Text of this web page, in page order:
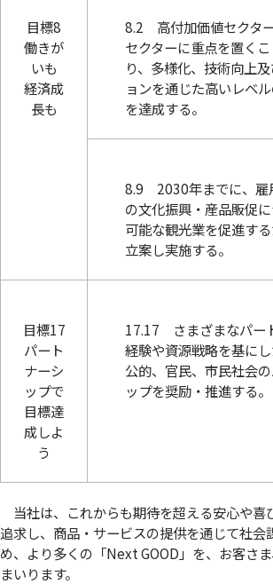
目標8
働きが
いも
経済成
長も
8.2 高付加価値セクタ
セクターに重点を置く
り、多様化、技術向上
ョンを通じた高いレベ
を達成する。
8.9 2030年までに、雇
の文化振興・産品販促
可能な観光業を促進す
立案し実施する。
目標17
パート
ナーシ
ップで
目標達
成しよ
う
17.17 さまざまなパー
経験や資源戦略を基に
公的、官民、市民社会
ップを奨励・推進する。
当社は、これからも期待を超える安心や喜
追求し、商品・サービスの提供を通じて社会
め、より多くの「Next GOOD」を、お客さ
まいります。